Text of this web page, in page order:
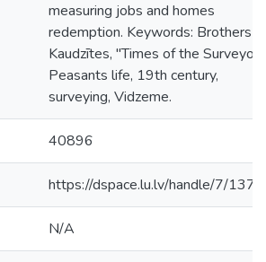
measuring jobs and homes
redemption. Keywords: Brothers
Kaudzītes, "Times of the
Peasants life, 19th century,
surveying, Vidzeme.
40896
https://dspace.lu.lv/handle/7/
N/A